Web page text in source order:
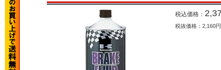
税込価格：
税抜価格：2,160円